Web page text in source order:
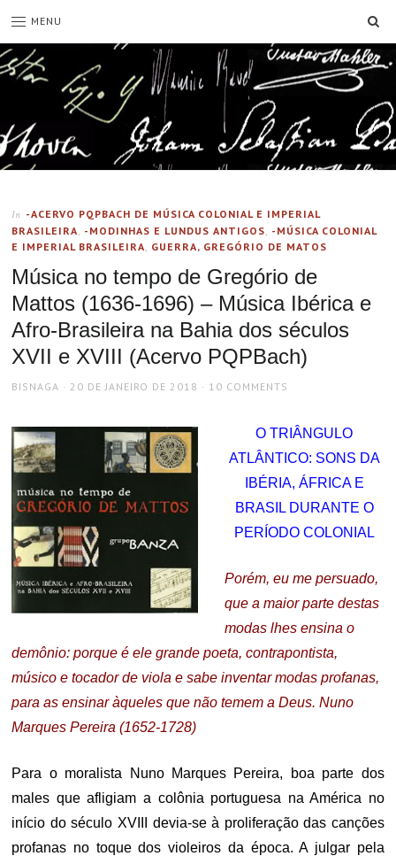
MENU
In -ACERVO PQPBACH DE MÚSICA COLONIAL E IMPERIAL
BRASILEIRA, -MODINHAS E LUNDUS ANTIGOS, -MÚSICA COLONIAL
E IMPERIAL BRASILEIRA, GUERRA, GREGÓRIO DE MATOS
Música no tempo de Gregório de
Mattos (1636-1696) – Música Ibérica e
Afro-Brasileira na Bahia dos séculos
XVII e XVIII (Acervo PQPBach)
AUTHOR
BISNAGA
POSTED
20 DE JANEIRO DE 2018 10 COMMENTS
O TRIÂNGULO
ATLÂNTICO: SONS DA
IBÉRIA, ÁFRICA E
BRASIL DURANTE O
PERÍODO COLONIAL
Porém, eu me persuado,
que a maior parte destas
modas lhes ensina o
demônio: porque é ele grande poeta, contrapontista,
músico e tocador de viola e sabe inventar modas profanas,
para as ensinar àqueles que não temem a Deus. Nuno
Marques Pereira (1652-1728)
Para o moralista Nuno Marques Pereira, boa parte dos
males que afligiam a colônia portuguesa na América no
início do século XVIII devia-se à proliferação das canções
profanas no toque dos violeiros da época. A julgar pela